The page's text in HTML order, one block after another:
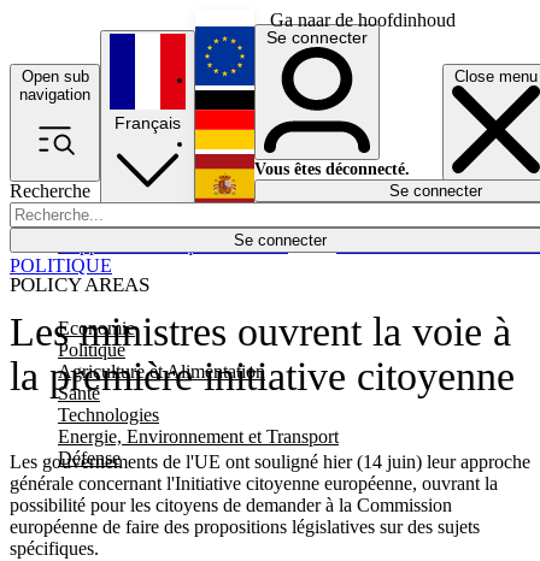
Ga naar de hoofdinhoud
Open sub
navigation
Close menu
Recherche
Se connecter
POLICY AREAS
Economie
Politique
Agriculture et Alimentation
Santé
Technologies
Energie, Environnement et Transport
Défense
Économie
Français
English
Deutsch
Español
Se connecter
Vous êtes déconnecté.
Se connecter
Les ministres ouvrent la voie à
la première initiative citoyenne
Les gouvernements de l'UE ont souligné hier (14 juin) leur approche
générale concernant l'Initiative citoyenne européenne, ouvrant la
possibilité pour les citoyens de demander à la Commission
européenne de faire des propositions législatives sur des sujets
spécifiques.
POLITIQUE